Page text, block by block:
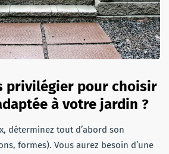
privilégier pour choisir
à votre jardin ?
déterminez tout d’abord son
formes). Vous aurez besoin d’une